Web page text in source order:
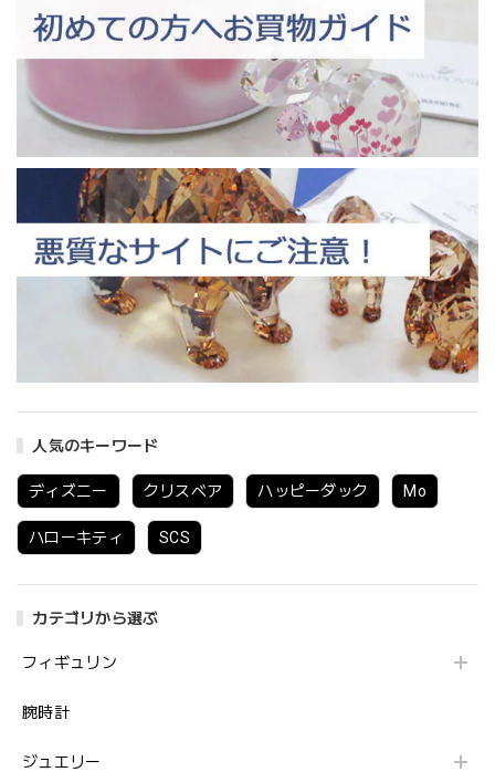
人気のキーワード
ディズニー クリスベア ハッピーダック Mo
ハローキティ SCS
カテゴリから選ぶ
フィギュリン
腕時計
ジュエリー